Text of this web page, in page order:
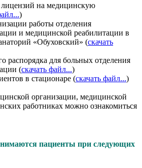
лицензий на медицинскую
)
работы отделения
и медицинской реабилитации в
«Обуховский» (скачать
распорядка для больных отделения
(скачать файл...)
в стационаре (скачать файл...)
организации, медицинской
работниках можно ознакомиться
пациенты при следующих